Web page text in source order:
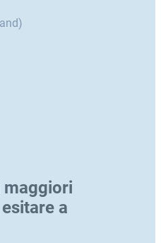
maggiori
a